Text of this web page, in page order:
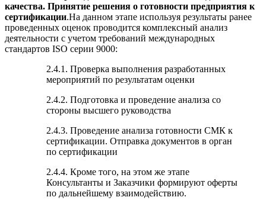
качества. Принятие решения о готовности предприятия к
сертификации.На данном этапе используя результаты ранее
проведенных оценок проводится комплексный анализ
деятельности с учетом требований международных
стандартов ISO серии 9000:
2.4.1. Проверка выполнения разработанных
мероприятий по результатам оценки
2.4.2. Подготовка и проведение анализа со
стороны высшего руководства
2.4.3. Проведение анализа готовности СМК к
сертификации. Отправка документов в орган
по сертификации
2.4.4. Кроме того, на этом же этапе
Консультанты и Заказчики формируют оферты
по дальнейшему взаимодействию.